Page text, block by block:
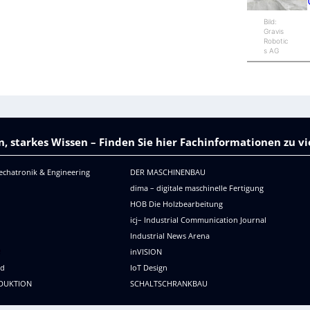
Bild:
Gravis
Robotic
s AG
starkes Wissen – Finden Sie hier Fachinformationen zu
& Engineering
DER MASCHINENBAU
dima – digitale maschinelle Fertigung
HOB Die Holzbearbeitung
icj– Industrial Communication Journal
Industrial News Arena
inVISION
IoT Design
SCHALTSCHRANKBAU